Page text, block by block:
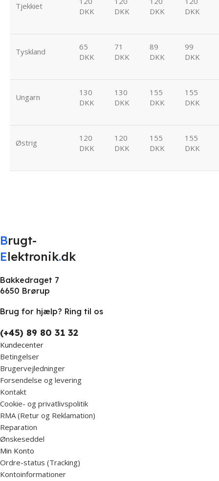
Tjekkiet
DKK
DKK
DKK
DKK
Tyskland
65
DKK
71
DKK
89
DKK
99
DKK
Ungarn
130
DKK
130
DKK
155
DKK
155
DKK
Østrig
120
DKK
120
DKK
155
DKK
155
DKK
Brugt-
Elektronik.dk
Bakkedraget 7
6650 Brørup
Brug for hjælp? Ring til os
(+45) 89 80 31 32
Kundecenter
Betingelser
Brugervejledninger
Forsendelse og levering
Kontakt
Cookie- og privatlivspolitik
RMA (Retur og Reklamation)
Reparation
Ønskeseddel
Min Konto
Ordre-status (Tracking)
Kontoinformationer